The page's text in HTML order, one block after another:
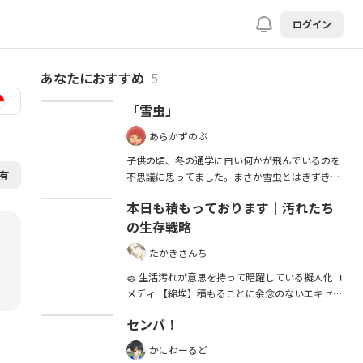
ログイン
あなたにおすすめ 5
「雪虫」
あらかずのぶ
子供の頃、冬の通学に白い何かが飛んでいるのを
不思議に思ってました。まさか雪虫とはきずきま
wonder about the little white things floating
around on my way to school in winter. I never
realized they were snow bugs. 小时候，冬天上学
的路上总看到白色的小东西在飞舞，一直觉得很奇
怪。没想到那竟然是雪虫。
本日も積もっております｜汚れたち
の生存戦略
たかきさんち
🧽 生活汚れが意思を持って暗躍している擬人化コ
メディ 【綿埃】積もることに余念のないエキセン
しがみつく脳筋 【油汚れ】肉食系オネエ番長
センバ！
かにわーるど